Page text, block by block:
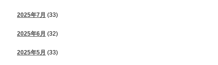
2025年7月 (33)
2025年6月 (32)
2025年5月 (33)